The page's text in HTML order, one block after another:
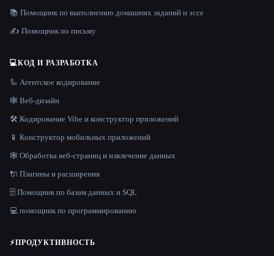
📚 Помощник по выполнению домашних заданий и эссе
✍️ Помощник по письму
💻КОД И РАЗРАБОТКА
🦾 Агентское кодирование
🕸 Веб-дизайн
🛠️ Кодирование Vibe и конструктор приложений
📱 Конструктор мобильных приложений
🕸️ Обработка веб-страниц и извлечение данных
🔌 Плагины и расширения
🗄️ Помощник по базам данных и SQL
💻 помощник по программированию
⚡ПРОДУКТИВНОСТЬ